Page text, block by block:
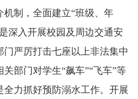
制，全面建立“班级、年
深入开展校园及周边交通安
严厉打击七座以上非法集中
部门对学生“飙车”“飞车”等
力抓好预防溺水工作。开展